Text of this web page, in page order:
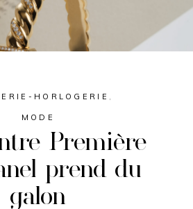
HORLOGERIE ,
MODE
Première
prend du
galon